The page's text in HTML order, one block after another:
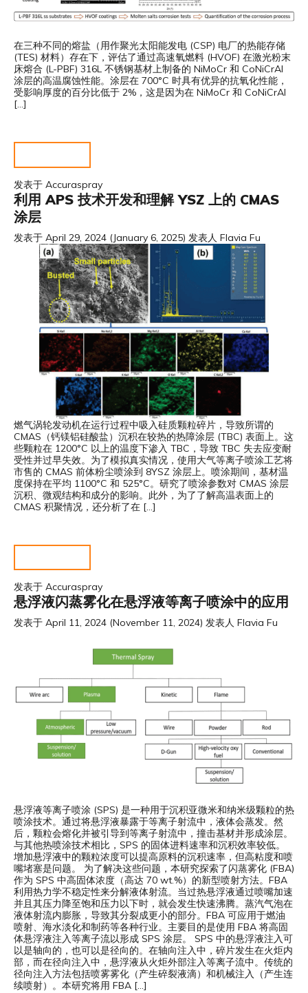
在三种不同的熔盐（用作聚光太阳能发电 (CSP) 电厂的热能存储
(TES) 材料）存在下，评估了通过高速氧燃料 (HVOF) 在激光粉末
床熔合 (L-PBF) 316L 不锈钢基材上制备的 NiMoCr 和 CoNiCrAl
涂层的高温腐蚀性能。涂层在 700°C 时具有优异的抗氧化性能，
受影响厚度的百分比低于 2%，这是因为在 NiMoCr 和 CoNiCrAl
[…]
发表于 Accuraspray
利用 APS 技术开发和理解 YSZ 上的 CMAS
涂层
发表于 April 29, 2024 (January 6, 2025) 发表人 Flavia Fu
燃气涡轮发动机在运行过程中吸入硅质颗粒碎片，导致所谓的
CMAS（钙镁铝硅酸盐）沉积在较热的热障涂层 (TBC) 表面上。这
些颗粒在 1200°C 以上的温度下渗入 TBC，导致 TBC 失去应变耐
受性并过早失效。为了模拟真实情况，使用大气等离子喷涂工艺将
市售的 CMAS 前体粉尘喷涂到 8YSZ 涂层上。喷涂期间，基材温
度保持在平均 1100°C 和 525°C。研究了喷涂参数对 CMAS 涂层
沉积、微观结构和成分的影响。此外，为了了解高温表面上的
CMAS 积聚情况，还分析了在 […]
发表于 Accuraspray
悬浮液闪蒸雾化在悬浮液等离子喷涂中的应用
发表于 April 11, 2024 (November 11, 2024) 发表人 Flavia Fu
悬浮液等离子喷涂 (SPS) 是一种用于沉积亚微米和纳米级颗粒的热
喷涂技术。通过将悬浮液暴露于等离子射流中，液体会蒸发。然
后，颗粒会熔化并被引导到等离子射流中，撞击基材并形成涂层。
与其他热喷涂技术相比，SPS 的固体进料速率和沉积效率较低。
增加悬浮液中的颗粒浓度可以提高原料的沉积速率，但高粘度和喷
嘴堵塞是问题。 为了解决这些问题，本研究探索了闪蒸雾化 (FBA)
作为 SPS 中高固体浓度（高达 70 wt.%）的新型喷射方法。FBA
利用热力学不稳定性来分解液体射流。当过热悬浮液通过喷嘴加速
并且其压力降至饱和压力以下时，就会发生快速沸腾。蒸汽气泡在
液体射流内膨胀，导致其分裂成更小的部分。FBA 可应用于燃油
喷射、海水淡化和制药等各种行业。主要目的是使用 FBA 将高固
体悬浮液注入等离子流以形成 SPS 涂层。 SPS 中的悬浮液注入可
以是轴向的，也可以是径向的。在轴向注入中，碎片发生在火炬内
部，而在径向注入中，悬浮液从火炬外部注入等离子流中。传统的
径向注入方法包括喷雾雾化（产生碎裂液滴）和机械注入（产生连
续喷射）。本研究将用 FBA […]